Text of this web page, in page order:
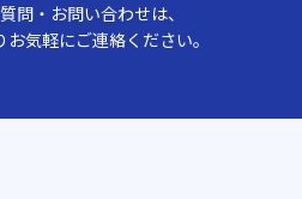
問・お問い合わせは、
気軽にご連絡ください。